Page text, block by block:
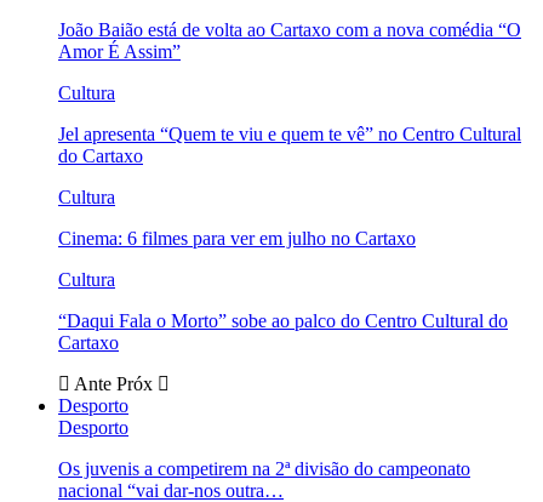
João Baião está de volta ao Cartaxo com a nova comédia “O
Amor É Assim”
Cultura
Jel apresenta “Quem te viu e quem te vê” no Centro Cultural
do Cartaxo
Cultura
Cinema: 6 filmes para ver em julho no Cartaxo
Cultura
“Daqui Fala o Morto” sobe ao palco do Centro Cultural do
Cartaxo
Ante Próx
Desporto
Desporto
Os juvenis a competirem na 2ª divisão do campeonato
nacional “vai dar-nos outra…